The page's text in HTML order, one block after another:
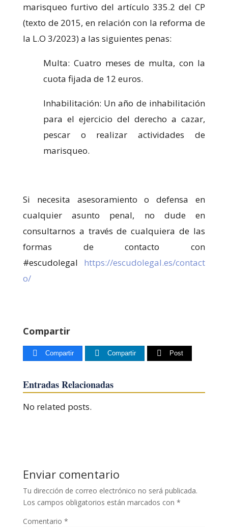
marisqueo furtivo del artículo 335.2 del CP
(texto de 2015, en relación con la reforma de
la L.O 3/2023) a las siguientes penas:
Multa: Cuatro meses de multa, con la
cuota fijada de 12 euros.
Inhabilitación: Un año de inhabilitación
para el ejercicio del derecho a cazar,
pescar o realizar actividades de
marisqueo.
Si necesita asesoramiento o defensa en
cualquier asunto penal, no dude en
consultarnos a través de cualquiera de las
formas de contacto con
#escudolegal https://escudolegal.es/contact
o/
Compartir
Compartir Compartir Post
Entradas Relacionadas
No related posts.
Enviar comentario
Tu dirección de correo electrónico no será publicada.
Los campos obligatorios están marcados con *
Comentario *